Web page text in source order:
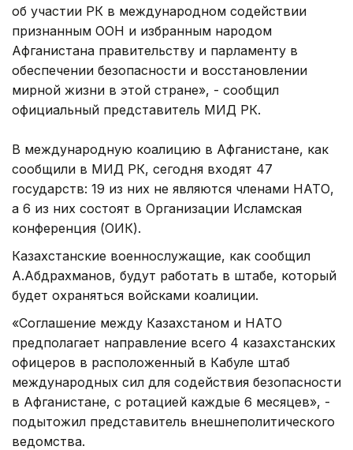
об участии РК в международном содействии
признанным ООН и избранным народом
Афганистана правительству и парламенту в
обеспечении безопасности и восстановлении
мирной жизни в этой стране», - сообщил
официальный представитель МИД РК.
В международную коалицию в Афганистане, как
сообщили в МИД РК, сегодня входят 47
государств: 19 из них не являются членами НАТО,
а 6 из них состоят в Организации Исламская
конференция (ОИК).
Казахстанские военнослужащие, как сообщил
А.Абдрахманов, будут работать в штабе, который
будет охраняться войсками коалиции.
«Соглашение между Казахстаном и НАТО
предполагает направление всего 4 казахстанских
офицеров в расположенный в Кабуле штаб
международных сил для содействия безопасности
в Афганистане, с ротацией каждые 6 месяцев», -
подытожил представитель внешнеполитического
ведомства.